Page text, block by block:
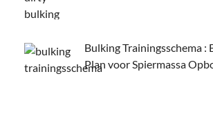
Bulking Trainingsschema :
Plan voor Spiermassa